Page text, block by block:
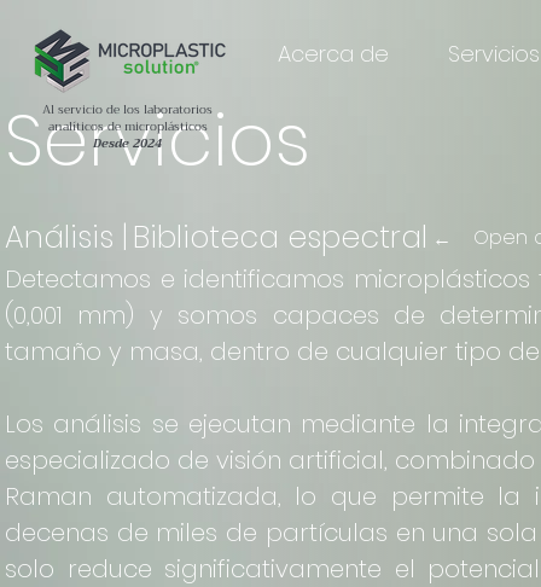
Al servicio de los laboratorios
analíticos de microplásticos
Desde 2024
Acerca de Servicios
Servicios
Análisis | Biblioteca espectral
Detectamos e identificamos
(0,001 mm) y somos capaces de
tamaño y masa, dentro de cualquier tipo
Los análisis se ejecutan mediante la
especializado de visión artificial,
Raman automatizada, lo que permite la
decenas de miles de partículas en una
solo reduce significativamente el
←
Open